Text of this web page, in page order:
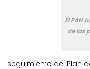
El PAN
de las
seguimiento del Plan